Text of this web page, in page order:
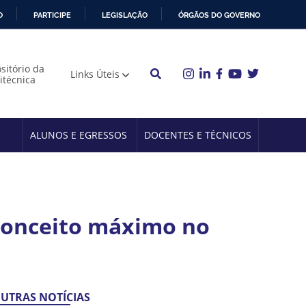
PARTICIPE LEGISLAÇÃO ÓRGÃOS DO GOVERNO
da
Links Úteis
ALUNOS E EGRESSOS DOCENTES E TÉCNICOS
máximo no
NOTÍCIAS